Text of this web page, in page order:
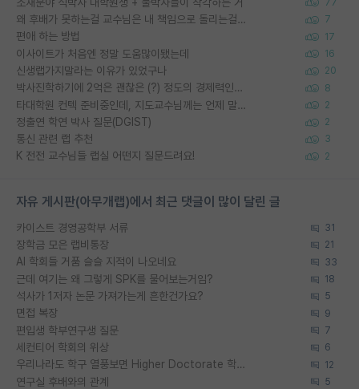
77
왜 후배가 못하는걸 교수님은 내 책임으로 돌리는걸까요? 7
편애 하는 방법 17
이사이트가 처음엔 정말 도움많이됐는데 16
신생랩가지말라는 이유가 있었구나 20
박사진학하기에 2억은 괜찮은 (?) 정도의 경제력인가요 8
타대학원 컨텍 준비중인데, 지도교수님께는 언제 말씀드려야 할까요? 2
정출연 학연 박사 질문(DGIST) 2
통신 관련 랩 추천 3
K 전전 교수님들 랩실 어떤지 질문드려요! 2
자유 게시판(아무개랩)에서 최근 댓글이 많이 달린 글
카이스트 경영공학부 서류 31
장학금 모은 랩비통장 21
AI 학회들 거품 슬슬 지적이 나오네요 33
근데 여기는 왜 그렇게 SPK를 물어보는거임? 18
석사가 1저자 논문 가져가는게 흔한건가요? 5
면접 복장 9
편입생 학부연구생 질문 7
세컨티어 학회의 위상 6
우리나라도 학구 열풍보면 Higher Doctorate 학위가 필요하다고 봅니다. 12
연구실 후배와의 관계 5